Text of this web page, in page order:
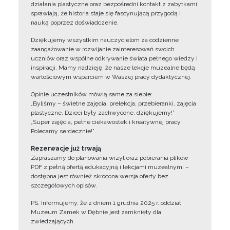
działania plastyczne oraz bezpośredni kontakt z zabytkami
sprawiają, że historia staje się fascynującą przygodą i
nauką poprzez doświadczenie.
Dziękujemy wszystkim nauczycielom za codzienne
zaangażowanie w rozwijanie zainteresowań swoich
uczniów oraz wspólne odkrywanie świata pełnego wiedzy i
inspiracji. Mamy nadzieję, że nasze lekcje muzealne będą
wartościowym wsparciem w Waszej pracy dydaktycznej.
Opinie uczestników mówią same za siebie:
„Byliśmy – świetne zajęcia, prelekcja, przebieranki, zajęcia
plastyczne. Dzieci były zachwycone, dziękujemy!”
„Super zajęcia, pełne ciekawostek i kreatywnej pracy.
Polecamy serdecznie!”
Rezerwacje już trwają
Zapraszamy do planowania wizyt oraz pobierania plików
PDF z pełną ofertą edukacyjną i lekcjami muzealnymi –
dostępna jest również skrócona wersja oferty bez
szczegółowych opisów.
PS. Informujemy, że z dniem 1 grudnia 2025 r. oddział
Muzeum Zamek w Dębnie jest zamknięty dla
zwiedzających.